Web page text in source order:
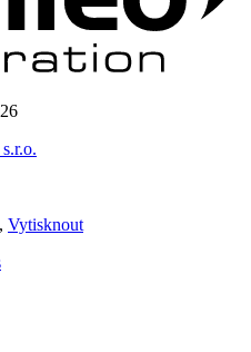
, Vytisknout